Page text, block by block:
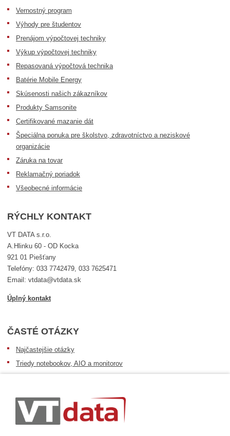
Vernostný program
Výhody pre študentov
Prenájom výpočtovej techniky
Výkup výpočtovej techniky
Repasovaná výpočtová technika
Batérie Mobile Energy
Skúsenosti našich zákazníkov
Produkty Samsonite
Certifikované mazanie dát
Špeciálna ponuka pre školstvo, zdravotníctvo a neziskové
organizácie
Záruka na tovar
Reklamačný poriadok
Všeobecné informácie
RÝCHLY KONTAKT
VT DATA s.r.o.
A.Hlinku 60 - OD Kocka
921 01 Piešťany
Telefóny: 033 7742479, 033 7625471
Email: vtdata@vtdata.sk
Úplný kontakt
ČASTÉ OTÁZKY
Najčastejšie otázky
Triedy notebookov, AIO a monitorov
Dopravné podmienky
Sledovanie zásielok